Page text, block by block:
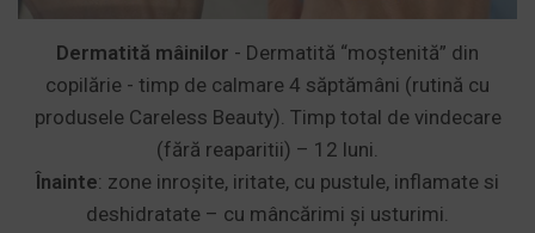
Dermatită mâinilor - Dermatită “moștenită” din
copilărie - timp de calmare 4 săptămâni (rutină cu
produsele Careless Beauty). Timp total de vindecare
(fără reaparitii) – 12 luni.
Înainte: zone inroșite, iritate, cu pustule, inflamate si
deshidratate – cu mâncărimi și usturimi.